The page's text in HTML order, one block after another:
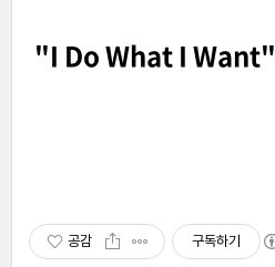
"I Do What I Want"
공감 구독하기